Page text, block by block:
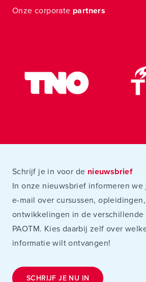
Onze corporate partners
Schrijf je in voor de nieuwsbrief
In onze nieuwsbrief informeren we
e-mail over cursussen,
ontwikkelingen in de verschillende
PAOTM. Kies daarbij zelf over
informatie wilt ontvangen!
SCHRIJF JE NU IN